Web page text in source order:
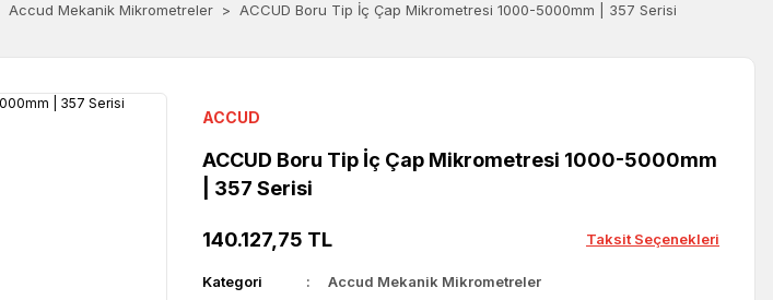
Accud Mekanik Mikrometreler ACCUD Boru Tip İç Çap Mikrometresi 1000-5000mm | 357 Serisi
ACCUD
ACCUD Boru Tip İç Çap Mikrometresi 1000-5000mm
| 357 Serisi
140.127,75 TL Taksit Seçenekleri
Kategori
Accud Mekanik Mikrometreler